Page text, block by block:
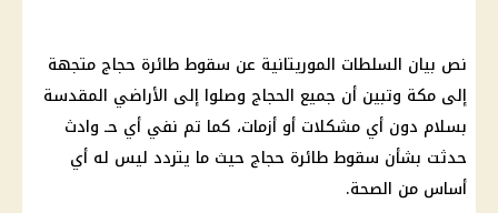
نص بيان السلطات الموريتانية عن سقوط طائرة حجاج متجهة
إلى مكة وتبين أن جميع الحجاج وصلوا إلى الأراضي المقدسة
بسلام دون أي مشكلات أو أزمات، كما تم نفي أي حـ وادث
حدثت بشأن سقوط طائرة حجاج حيث ما يتردد ليس له أي
أساس من الصحة.